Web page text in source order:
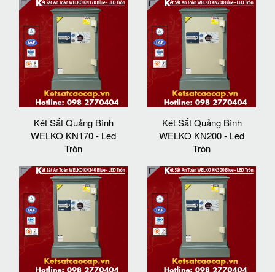
Két Sắt Quảng Bình
WELKO KN170 - Led
Tròn
Két Sắt Quảng Bình
WELKO KN200 - Led
Tròn